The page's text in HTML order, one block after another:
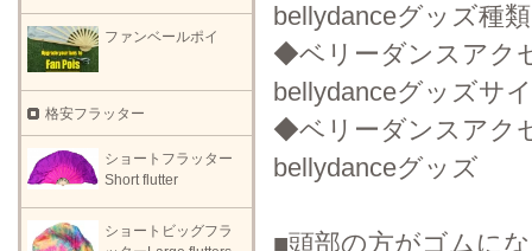
bellydanceグッズ種
◆ベリーダンスアク
bellydanceグッズサ
◆ベリーダンスアク
bellydanceグッズ
■頭部の方がゴムに
ファンベールポイ
格安フラッター
ショートフラッター
Short flutter
ショートビッグフラ